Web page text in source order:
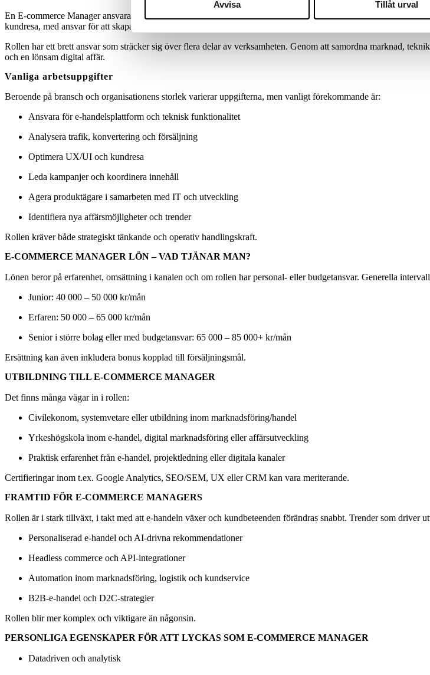
Avvisa Tillåt urval
En E-commerce Manager ansvarar för att utveckla den digitala affären genom att kombinera marknadsföring,
kundresa, med ansvar för att skapa tillväxt, stärka kundupplevelsen och optimera den digitala försäljningen.
Rollen har ett brett ansvar som sträcker sig över flera delar av verksamheten. Genom att samordna marknad,
och en lönsam digital affär.
Vanliga arbetsuppgifter
Beroende på bransch och organisationens storlek varierar uppgifterna, men vanligt förekommande är:
Ansvara för e-handelsplattform och teknisk funktionalitet
Analysera trafik, konvertering och försäljning
Optimera UX/UI och kundresa
Leda kampanjer och koordinera innehåll
Agera produktägare i samarbeten med IT och utveckling
Identifiera nya affärsmöjligheter och trender
Rollen kräver både strategiskt tänkande och operativ handlingskraft.
E-COMMERCE MANAGER LÖN – VAD TJÄNAR MAN?
Lönen beror på erfarenhet, omsättning i kanalen och om rollen har personal- eller budgetansvar. Generella
Junior: 40 000 – 50 000 kr/mån
Erfaren: 50 000 – 65 000 kr/mån
Senior i större bolag eller med budgetansvar: 65 000 – 85 000+ kr/mån
Ersättning kan även inkludera bonus kopplad till försäljningsmål.
UTBILDNING TILL E-COMMERCE MANAGER
Det finns många vägar in i rollen:
Civilekonom, systemvetare eller utbildning inom marknadsföring/handel
Yrkeshögskola inom e-handel, digital marknadsföring eller affärsutveckling
Praktisk erfarenhet från e-handel, projektledning eller digitala kanaler
Certifieringar inom t.ex. Google Analytics, SEO/SEM, UX eller CRM kan vara meriterande.
FRAMTID FÖR E-COMMERCE MANAGERS
Rollen är i stark tillväxt, i takt med att e-handeln växer och kundbeteenden förändras snabbt. Trender som driver
Personaliserad e-handel och AI-drivna rekommendationer
Headless commerce och API-integrationer
Automation inom marknadsföring, logistik och kundservice
B2B-e-handel och D2C-strategier
Rollen blir mer komplex och viktigare än någonsin.
PERSONLIGA EGENSKAPER FÖR ATT LYCKAS SOM E-COMMERCE MANAGER
Datadriven och analytisk